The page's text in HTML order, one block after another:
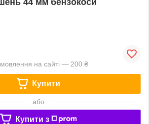
на сайті — 200 ₴
Купити
або
Купити з